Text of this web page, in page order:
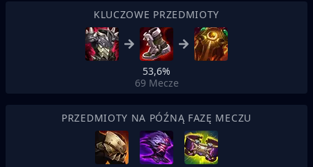
KLUCZOWE PRZEDMIOTY
53,6%
69 Mecze
PRZEDMIOTY NA PÓŹNĄ FAZĘ MECZU